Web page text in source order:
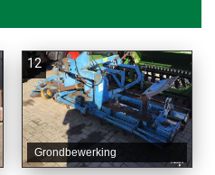
12
Grondbewerking